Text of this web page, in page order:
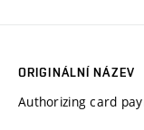
ORIGINÁLNÍ NÁZEV
Authorizing card